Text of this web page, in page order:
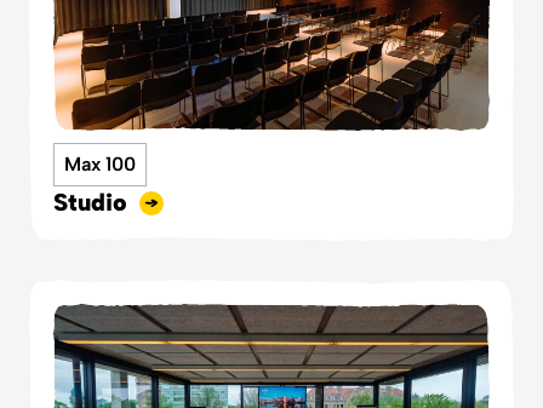
Max 100
Studio